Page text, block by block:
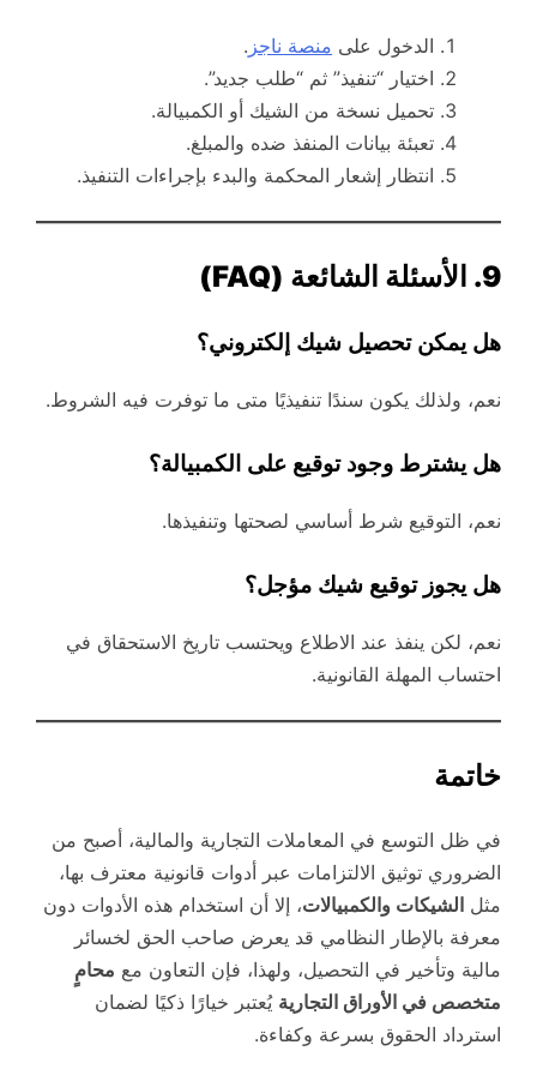
الدخول على منصة ناجز .
اختيار “تنفيذ” ثم “طلب جديد”.
تحميل نسخة من الشيك أو الكمبيالة.
تعبئة بيانات المنفذ ضده والمبلغ.
انتظار إشعار المحكمة والبدء بإجراءات التنفيذ.
9. الأسئلة الشائعة (FAQ)
هل يمكن تحصيل شيك إلكتروني؟
نعم، ولذلك يكون سندًا تنفيذيًا متى ما توفرت فيه الشروط.
هل يشترط وجود توقيع على الكمبيالة؟
نعم، التوقيع شرط أساسي لصحتها وتنفيذها.
هل يجوز توقيع شيك مؤجل؟
نعم، لكن ينفذ عند الاطلاع ويحتسب تاريخ الاستحقاق في
احتساب المهلة القانونية.
خاتمة
في ظل التوسع في المعاملات التجارية والمالية، أصبح من
الضروري توثيق الالتزامات عبر أدوات قانونية معترف بها،
مثل الشيكات والكمبيالات، إلا أن استخدام هذه الأدوات دون
معرفة بالإطار النظامي قد يعرض صاحب الحق لخسائر
مالية وتأخير في التحصيل، ولهذا، فإن التعاون مع محامٍ
متخصص في الأوراق التجارية يُعتبر خيارًا ذكيًا لضمان
استرداد الحقوق بسرعة وكفاءة.